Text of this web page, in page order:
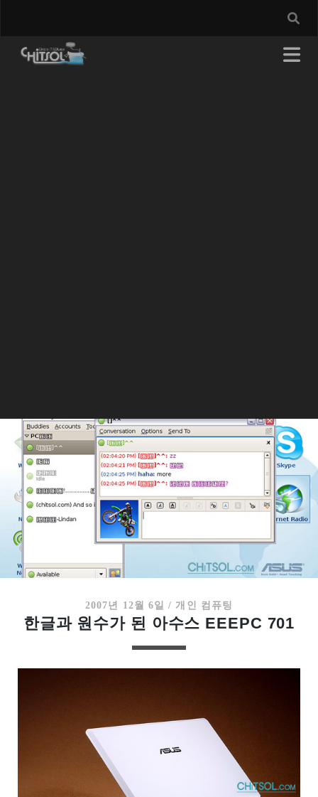
2007년 12월 6일 / 개인 컴퓨팅
한글과 원수가 된 아수스 EEEPC 701